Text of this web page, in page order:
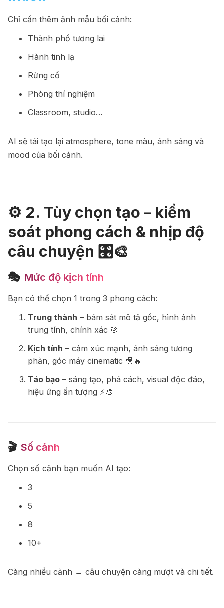
Chỉ cần thêm ảnh mẫu bối cảnh:
Thành phố tương lai
Hành tinh lạ
Rừng cổ
Phòng thí nghiệm
Classroom, studio…
AI sẽ tái tạo lại atmosphere, tone màu, ánh sáng và
mood của bối cảnh.
⚙️ 2. Tùy chọn tạo – kiểm
soát phong cách & nhịp độ
câu chuyện 🎛️🎨
🎭 Mức độ kịch tính
Bạn có thể chọn 1 trong 3 phong cách:
Trung thành – bám sát mô tả gốc, hình ảnh
trung tính, chính xác 🎯
Kịch tính – cảm xúc mạnh, ánh sáng tương
phản, góc máy cinematic 🎥🔥
Táo bạo – sáng tạo, phá cách, visual độc đáo,
hiệu ứng ấn tượng ⚡️🎨
🎬 Số cảnh
Chọn số cảnh bạn muốn AI tạo:
3
5
8
10+
Càng nhiều cảnh → câu chuyện càng mượt và chi tiết.